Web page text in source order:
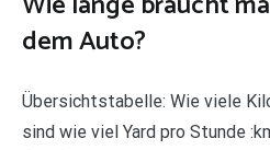
dem Auto?
Übersichtstabelle: Wie viele
sind wie viel Yard pro Stunde